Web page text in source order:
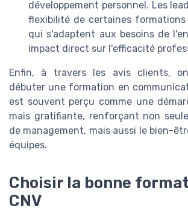
développement personnel. Les
flexibilité de certaines formations
qui s'adaptent aux besoins de
impact direct sur l'efficacité
Enfin, à travers les avis clients,
débuter une formation en
est souvent perçu comme une
mais gratifiante, renforçant non
de management, mais aussi le bien-
équipes.
Choisir la bonne
CNV